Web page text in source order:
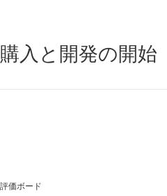
TPS54540 — Eco-mode 搭載、42V、
購入と開発の開始
評価ボード